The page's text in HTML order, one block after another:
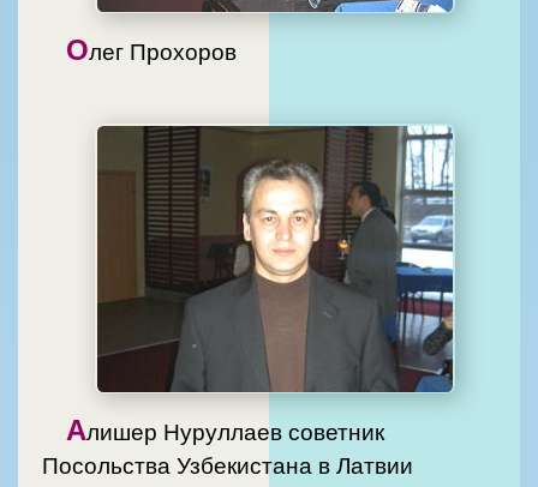
Олег Прохоров
Алишер Нуруллаев советник
Посольства Узбекистана в Латвии